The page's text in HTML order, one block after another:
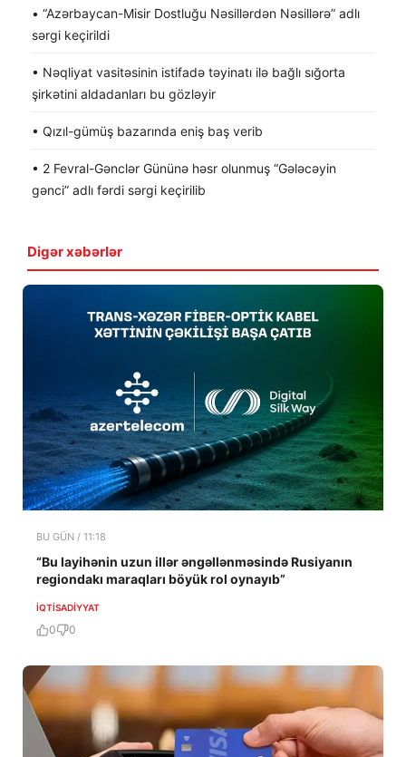
• “Azərbaycan-Misir Dostluğu Nəsillərdən Nəsillərə” adlı
sərgi keçirildi
• Nəqliyat vasitəsinin istifadə təyinatı ilə bağlı sığorta
şirkətini aldadanları bu gözləyir
• Qızıl-gümüş bazarında eniş baş verib
• 2 Fevral-Gənclər Gününə həsr olunmuş “Gələcəyin
gənci” adlı fərdi sərgi keçirilib
Digər xəbərlər
BU GÜN / 11:18
“Bu layihənin uzun illər əngəllənməsində Rusiyanın
regiondakı maraqları böyük rol oynayıb”
İQTISADIYYAT
0 0